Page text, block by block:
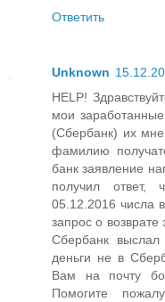
Ответить
Unknown
HELP!
мои
(Сбербанк) их
фамилию
банк заявление
получил ответ,
05.12.2016 числа
запрос о
Сбербанк
деньги не в
Вам на почту
Помогите